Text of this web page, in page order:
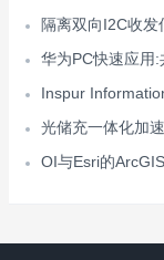
隔离双向I2C收
华为PC快速应用
Inspur
光储充一体化加
OI与Esri的